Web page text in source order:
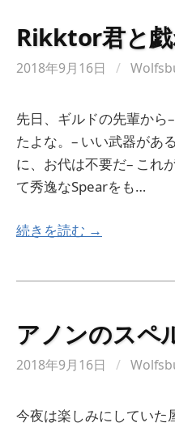
Rikktor君と戯
2018年9月16日 /
先日、ギルドの先輩から
たよな。– いい武器があ
に、お代は不要だ– これ
て秀逸なSpearをも…
続きを読む →
アノンのスペ
2018年9月16日 /
今夜は楽しみにしていた